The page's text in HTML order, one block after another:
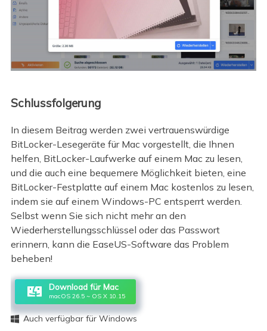
Schlussfolgerung
In diesem Beitrag werden zwei vertrauenswürdige
BitLocker-Lesegeräte für Mac vorgestellt, die Ihnen
helfen, BitLocker-Laufwerke auf einem Mac zu lesen,
und die auch eine bequemere Möglichkeit bieten, eine
BitLocker-Festplatte auf einem Mac kostenlos zu lesen,
indem sie auf einem Windows-PC entsperrt werden.
Selbst wenn Sie sich nicht mehr an den
Wiederherstellungsschlüssel oder das Passwort
erinnern, kann die EaseUS-Software das Problem
beheben!
Download für Mac
macOS 26.5 ~ OS X 10.15
 Auch verfügbar für Windows